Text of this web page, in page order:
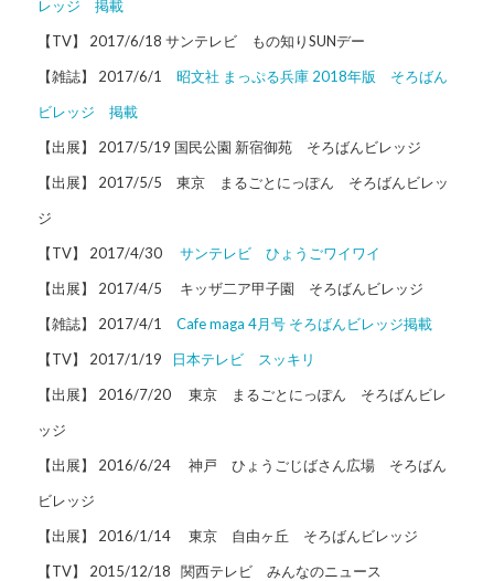
レッジ 掲載
【TV】 2017/6/18 サンテレビ もの知りSUNデー
【雑誌】 2017/6/1 昭文社 まっぷる兵庫 2018年版 そろばん
ビレッジ 掲載
【出展】 2017/5/19 国民公園 新宿御苑 そろばんビレッジ
【出展】 2017/5/5 東京 まるごとにっぽん そろばんビレッ
ジ
【TV】 2017/4/30 サンテレビ ひょうごワイワイ
【出展】 2017/4/5 キッザ二ア甲子園 そろばんビレッジ
【雑誌】 2017/4/1 Cafe maga 4月号 そろばんビレッジ掲載
【TV】 2017/1/19
日本テレビ スッキリ
【出展】 2016/7/20 東京 まるごとにっぽん そろばんビレ
ッジ
【出展】 2016/6/24 神戸 ひょうごじばさん広場 そろばん
ビレッジ
【出展】 2016/1/14 東京 自由ヶ丘 そろばんビレッジ
【TV】 2015/12/18 関西テレビ みんなのニュース